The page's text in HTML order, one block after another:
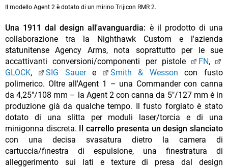
Il modello Agent 2 è dotato di un mirino Trijicon RMR 2.
Una 1911 dal design all'avanguardia: è il prodotto di una
collaborazione tra la Nighthawk Custom e l'azienda
statunitense Agency Arms, nota soprattutto per le sue
accattivanti conversioni/componenti per pistole
FN,
GLOCK, SIG Sauere Smith & Wesson con fusto
polimerico. Oltre all'Agent 1 – una Commander con canna
da 4,25"/108 mm – la Agent 2 con canna da 5"/127 mm è in
produzione già da qualche tempo. Il fusto forgiato è stato
dotato di una slitta per moduli laser/torcia e di una
minigonna discreta.
Il carrello presenta un design slanciato
con una decisa svasatura dietro la camera di
cartuccia/finestra di espulsione, una finestratura di
alleggerimento sui lati e texture di presa dal design